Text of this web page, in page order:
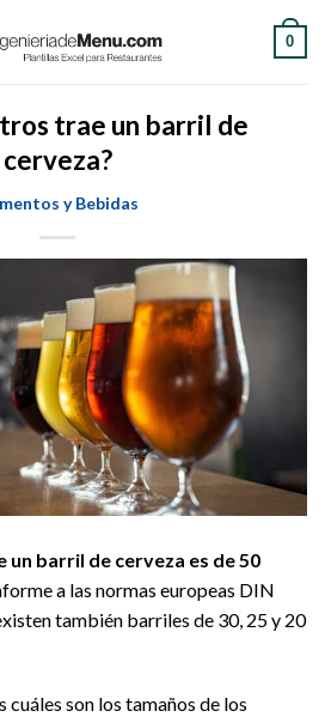
0
trae un barril de
cerveza?
y Bebidas
un barril de cerveza es de 50
a las normas europeas DIN
también barriles de 30, 25 y 20
son los tamaños de los